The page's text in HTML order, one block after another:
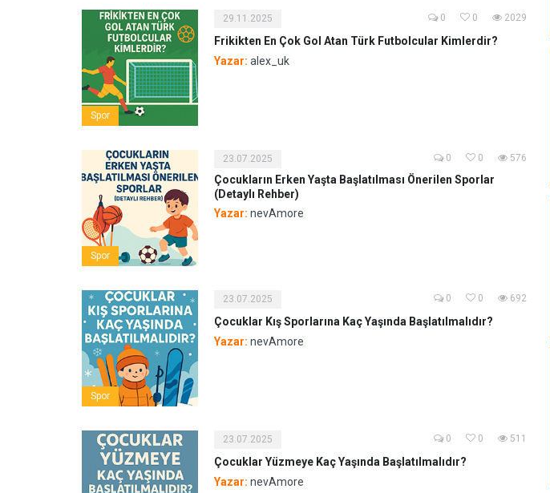
Spor
29.11.2025 0 0 2029
Frikikten En Çok Gol Atan Türk Futbolcular Kimlerdir?
Yazar: alex_uk
Spor
23.07.2025 0 0 576
Çocukların Erken Yaşta Başlatılması Önerilen Sporlar
(Detaylı Rehber)
Yazar: nevAmore
Spor
23.07.2025 0 0 692
Çocuklar Kış Sporlarına Kaç Yaşında Başlatılmalıdır?
Yazar: nevAmore
23.07.2025 0 0 511
Çocuklar Yüzmeye Kaç Yaşında Başlatılmalıdır?
Yazar: nevAmore